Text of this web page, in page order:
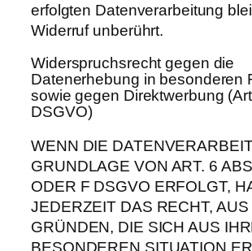
erfolgten Datenverarbeitung
Widerruf unberührt.
Widerspruchsrecht gegen die
Datenerhebung in besonderen
sowie gegen Direktwerbung
DSGVO)
WENN DIE
GRUNDLAGE VON ART. 6
ODER F DSGVO ERFOLGT,
JEDERZEIT DAS RECHT, AUS
GRÜNDEN, DIE SICH AUS
BESONDEREN SITUATION